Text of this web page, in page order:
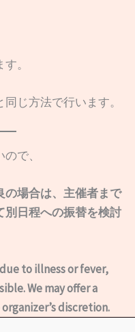
。
じ方法で行います。
で、
の場合は、主催者まで
別日程への振替を検討
to illness or fever,
We may offer a
discretion.